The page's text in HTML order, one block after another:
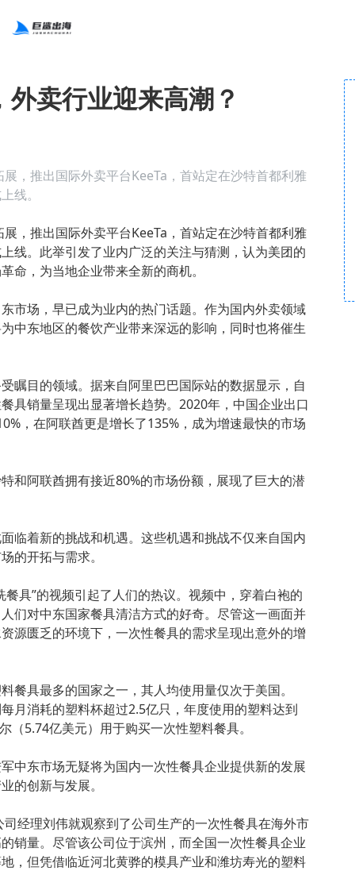
卖行业迎来高潮？
，推出国际外卖平台KeeTa，首站定在沙特首都利雅
线。
，推出国际外卖平台KeeTa，首站定在沙特首都利雅
线。此举引发了业内广泛的关注与猜测，认为美团的
命，为当地企业带来全新的商机。
市场，早已成为业内的热门话题。作为国内外卖领域
中东地区的餐饮产业带来深远的影响，同时也将催生
瞩目的领域。据来自阿里巴巴国际站的数据显示，自
具销量呈现出显著增长趋势。2020年，中国企业出口
，在阿联酋更是增长了135%，成为增速最快的市场
和阿联酋拥有接近80%的市场份额，展现了巨大的潜
临着新的挑战和机遇。这些机遇和挑战不仅来自国内
的开拓与需求。
具”的视频引起了人们的热议。视频中，穿着白袍的
们对中东国家餐具清洁方式的好奇。尽管这一画面并
源匮乏的环境下，一次性餐具的需求呈现出意外的增
餐具最多的国家之一，其人均使用量仅次于美国。
月消耗的塑料杯超过2.5亿只，年度使用的塑料达到
（5.74亿美元）用于购买一次性塑料餐具。
中东市场无疑将为国内一次性餐具企业提供新的发展
的创新与发展。
经理刘伟就观察到了公司生产的一次性餐具在海外市
销量。尽管该公司位于滨州，而全国一次性餐具企业
，但凭借临近河北黄骅的模具产业和潍坊寿光的塑料